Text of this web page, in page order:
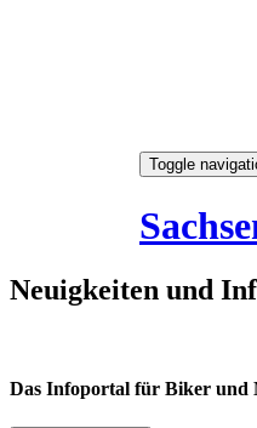
Toggle
Neuigkeiten und
Das Infoportal für Biker und